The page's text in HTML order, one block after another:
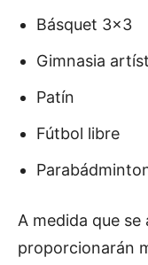
Básquet 3×3
Gimnasia
Patín
Fútbol libre
A medida que
proporcionarán